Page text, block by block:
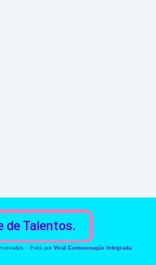
de Talentos.
– Feito por Viral Comunicação Integrada